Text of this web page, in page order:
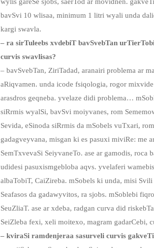
bavSvi 10 wlisaa, minimum 1 litri wyali unda
kargi swavla.
– ra sirTuleebs xvdebiT bavSvebTan
curvis swavlisas?
– bavSvebTan, ZiriTadad, aranairi problema ar
aRiqvamen. unda icode fsiqologia, rogor
arasdros geqneba. yvelaze didi problema…
siRrmis wyalSi, bavSvi moiyvanes, rom
Sevida, eSinoda siRrmis da mSobels vuTxari,
gadagveyvana, misgan ki es pasuxi miviRe: me
SemTxvevaSi SeiyvaneTo. ase ar gamodis, roca
udidesi pasuxismgebloba aqvs. yvelaferi
albaTobiT, CaiZireba. mSobels ki unda, misi
Seafasos da gadawyvitos, ra sjobs. mSoblebi
SeuZliaT. ase ar xdeba, radgan curva did
SeiZleba fexi, xeli moitexo, magram gadarCebi,
– kviraSi ramdenjeraa sasurveli curvis